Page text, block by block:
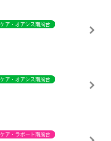
ケア・オアシス南風台
ケア・オアシス南風台
ケア・ラポート南風台